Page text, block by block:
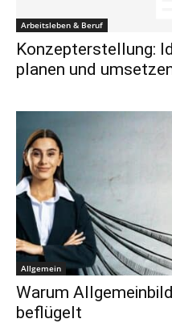
Arbeitsleben & Beruf
Konzepterstellung:
planen und
Allgemein
Warum
beflügelt